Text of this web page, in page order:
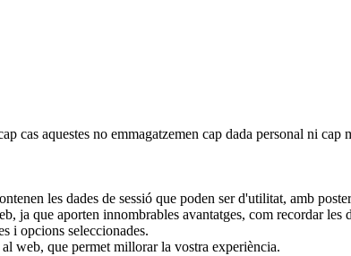
cas aquestes no emmagatzemen cap dada personal ni
les dades de sessió que poden ser d'utilitat, amb
ja que aporten innombrables avantatges, com recordar les
i opcions seleccionades.
web, que permet millorar la vostra experiència.